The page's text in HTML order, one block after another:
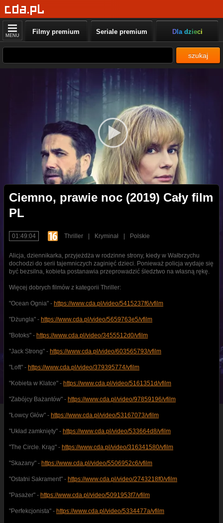
MENU Filmy premium Seriale premium Dla dzieci
szukaj
Ciemno, prawie noc (2019) Cały film
PL
01:49:04 Thriller Kryminał Polskie
Alicja, dziennikarka, przyjeżdża w rodzinne strony, kiedy w Wałbrzychu
dochodzi do serii tajemniczych zaginięć dzieci. Ponieważ policja wydaje się
być bezsilna, kobieta postanawia przeprowadzić śledztwo na własną rękę.
Więcej dobrych filmów z kategorii Thriller:
"Ocean Ognia" - https://www.cda.pl/video/5415237f6/vfilm
"Dżungla" - https://www.cda.pl/video/5659763e5/vfilm
"Botoks" - https://www.cda.pl/video/3455512d0/vfilm
"Jack Strong" - https://www.cda.pl/video/603565793/vfilm
"Loft" - https://www.cda.pl/video/379395774/vfilm
"Kobieta w Klatce" - https://www.cda.pl/video/5161351d/vfilm
"Zabójcy Bażantów" - https://www.cda.pl/video/97859196/vfilm
"Łowcy Głów" - https://www.cda.pl/video/53167073/vfilm
"Układ zamknięty" - https://www.cda.pl/video/533664d8/vfilm
"The Circle. Krąg" - https://www.cda.pl/video/316341580/vfilm
"Skazany" - https://www.cda.pl/video/5506952c6/vfilm
"Ostatni Sakrament" - https://www.cda.pl/video/2743218f0/vfilm
"Pasażer" - https://www.cda.pl/video/5091953f7/vfilm
"Perfekcjonista" - https://www.cda.pl/video/5334477a/vfilm